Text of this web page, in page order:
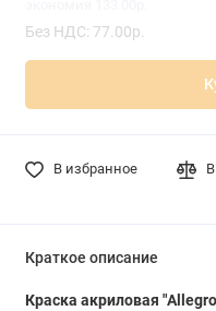
Без НДС: 77.00р.
В избранное
Краткое описание
Краска акриловая